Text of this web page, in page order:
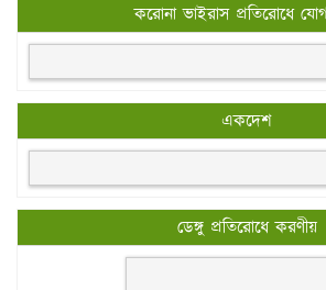
করোনা ভাইরাস প্রতিরোধে
একদেশ
ডেঙ্গু প্রতিরোধে করণীয়